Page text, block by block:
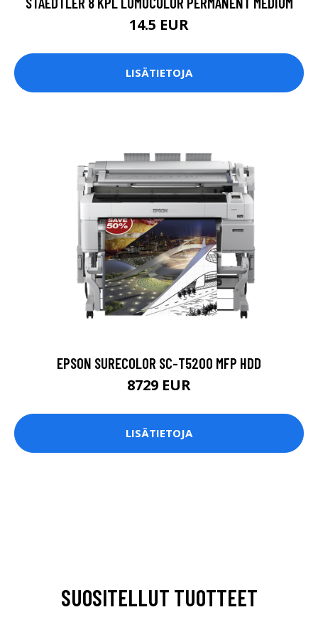
14.5 EUR
LISÄTIETOJA
EPSON SURECOLOR SC-T5200 MFP HDD
8729 EUR
LISÄTIETOJA
SUOSITELLUT TUOTTEET